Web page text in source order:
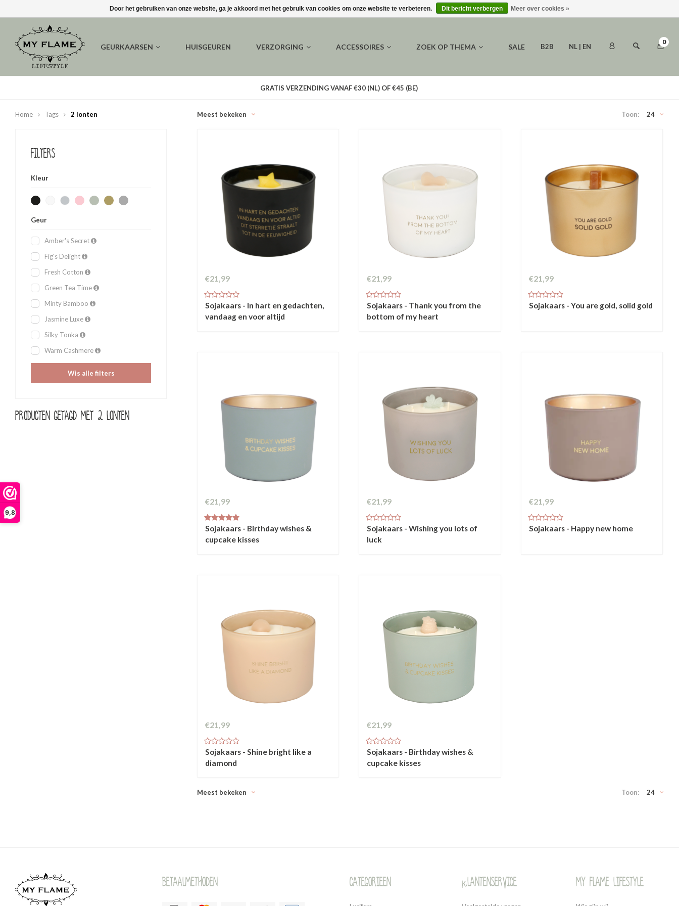
9,8
GEURKAARSEN HUISGEUREN VERZORGING ACCESSOIRES ZOEK OP THEMA SALE B2B NL | EN
0
GRATIS VERZENDING VANAF €30 (NL) OF €45 (BE)
Home Tags 2 lonten
Filters
Kleur
Geur
Amber's Secret
Fig's Delight
Fresh Cotton
Green Tea Time
Minty Bamboo
Jasmine Luxe
Silky Tonka
Warm Cashmere
Wis alle filters
Producten getagd met 2 lonten
Meest bekeken Toon: 24
€21,99
Sojakaars - In hart en gedachten,
vandaag en voor altijd
€21,99
Sojakaars - Thank you from the
bottom of my heart
€21,99
Sojakaars - You are gold, solid gold
€21,99
Sojakaars - Birthday wishes &
cupcake kisses
€21,99
Sojakaars - Wishing you lots of
luck
€21,99
Sojakaars - Happy new home
€21,99
Sojakaars - Shine bright like a
diamond
€21,99
Sojakaars - Birthday wishes &
cupcake kisses
Meest bekeken Toon: 24
Betaalmethoden Categorieen Klantenservice My Flame Lifestyle
Door het gebruiken van onze website, ga je akkoord met het gebruik van cookies om onze website te verbeteren. Dit bericht verbergen Meer over cookies »